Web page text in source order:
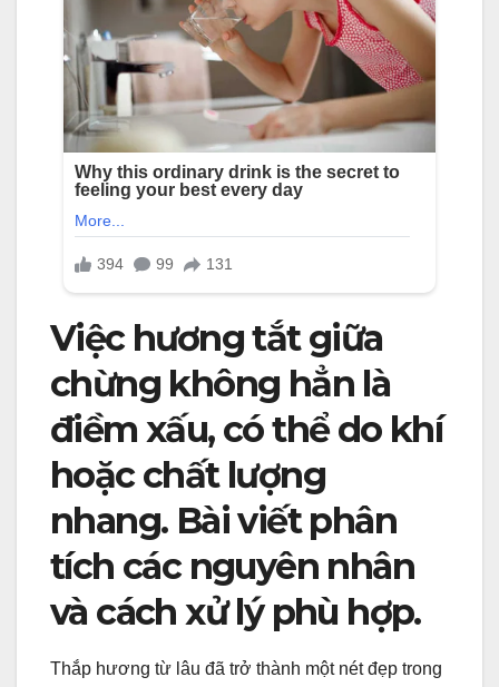
Việc hương tắt giữa
chừng không hẳn là
điềm xấu, có thể do khí
hoặc chất lượng
nhang. Bài viết phân
tích các nguyên nhân
và cách xử lý phù hợp.
Thắp hương từ lâu đã trở thành một nét đẹp trong